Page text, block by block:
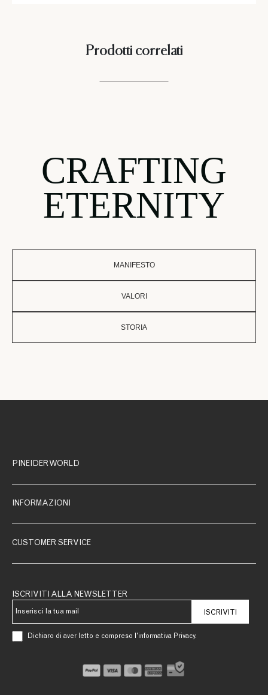
Prodotti correlati
CRAFTING
ETERNITY
MANIFESTO
VALORI
STORIA
PINEIDER WORLD
INFORMAZIONI
CUSTOMER SERVICE
ISCRIVITI ALLA NEWSLETTER
ISCRIVITI
Dichiaro di aver letto e compreso l’informativa Privacy.